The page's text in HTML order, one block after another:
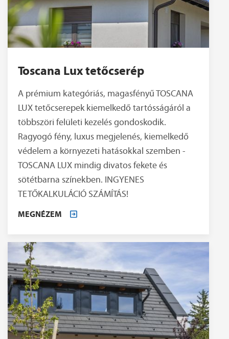
Toscana Lux tetőcserép
A prémium kategóriás, magasfényű TOSCANA
LUX tetőcserepek kiemelkedő tartósságáról a
többszöri felületi kezelés gondoskodik.
Ragyogó fény, luxus megjelenés, kiemelkedő
védelem a környezeti hatásokkal szemben -
TOSCANA LUX mindig divatos fekete és
sötétbarna színekben. INGYENES
TETŐKALKULÁCIÓ SZÁMÍTÁS!
MEGNÉZEM